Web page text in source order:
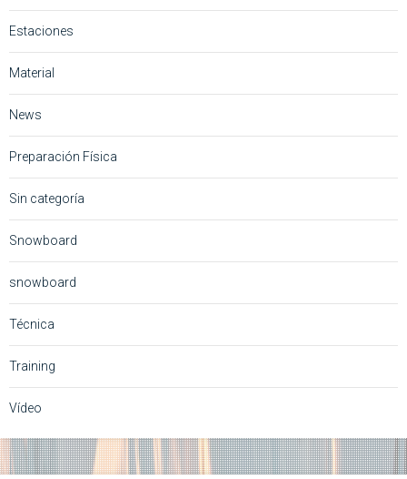
Estaciones
Material
News
Preparación Física
Sin categoría
Snowboard
snowboard
Técnica
Training
Vídeo